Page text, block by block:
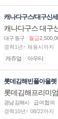
캐나다구스/대구신
캐나다구스 대구
대구 동구 월급
경력1년↑ 채용시까지
캐쥬얼 아우터
롯데김해빈폴아울렛
롯데김해프리미
경남 김해시
급여협의
경력10년↑ 08/22까지